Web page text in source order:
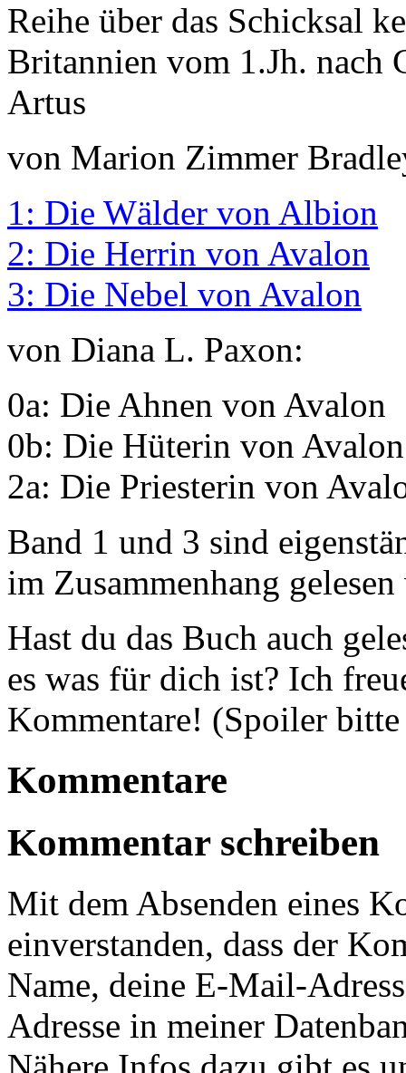
Reihe über das Schicksal
Britannien vom 1.Jh.
Artus
von Marion Zimmer
1: Die Wälder von Albion
2: Die Herrin von Avalon
3: Die Nebel von Avalon
von Diana L. Paxon:
0a: Die Ahnen von Avalon
0b: Die Hüterin von Avalon
2a: Die Priesterin von
Band 1 und 3 sind
im Zusammenhang
Hast du das Buch auch
es was für dich ist? Ich
Kommentare! (Spoiler
Kommentare
Kommentar schreiben
Mit dem Absenden eines
einverstanden, dass der
Name, deine E-Mail-
Adresse in meiner